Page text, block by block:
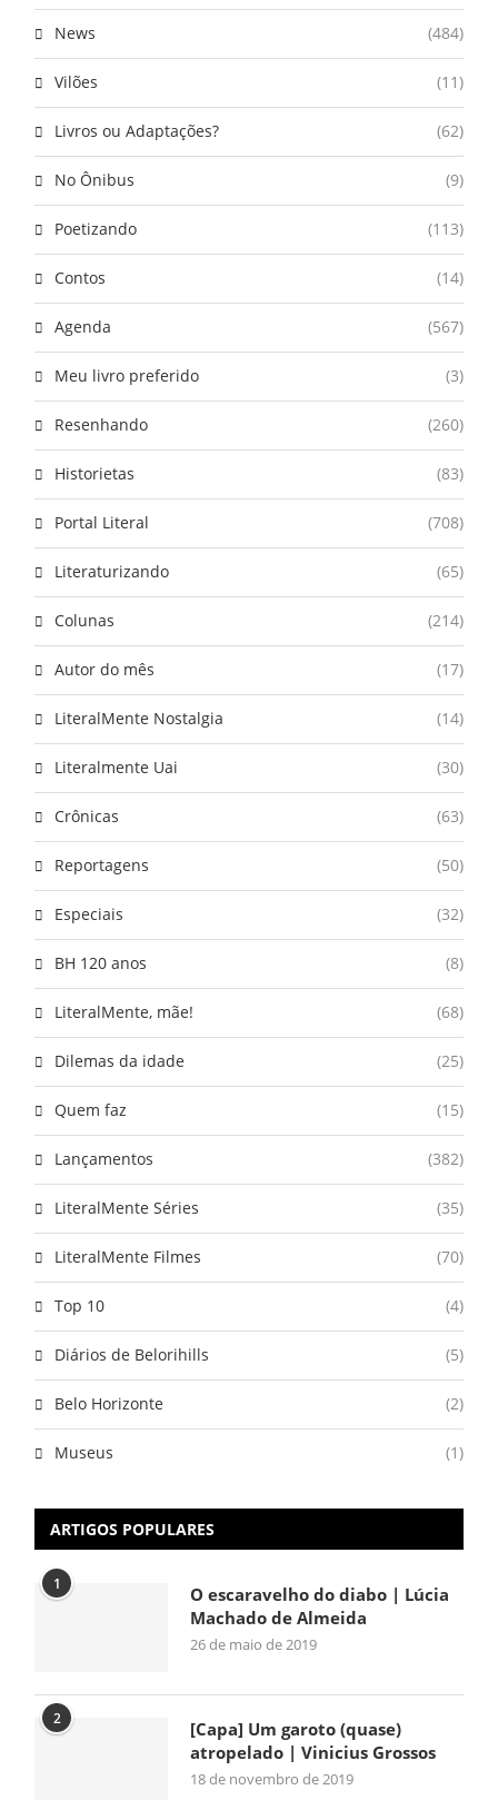
News (484)
Vilões (11)
Livros ou Adaptações? (62)
No Ônibus (9)
Poetizando (113)
Contos (14)
Agenda (567)
Meu livro preferido (3)
Resenhando (260)
Historietas (83)
Portal Literal (708)
Literaturizando (65)
Colunas (214)
Autor do mês (17)
LiteralMente Nostalgia (14)
Literalmente Uai (30)
Crônicas (63)
Reportagens (50)
Especiais (32)
BH 120 anos (8)
LiteralMente, mãe! (68)
Dilemas da idade (25)
Quem faz (15)
Lançamentos (382)
LiteralMente Séries (35)
LiteralMente Filmes (70)
Top 10 (4)
Diários de Belorihills (5)
Belo Horizonte (2)
Museus (1)
ARTIGOS POPULARES
1
O escaravelho do diabo | Lúcia
Machado de Almeida
26 de maio de 2019
2
[Capa] Um garoto (quase)
atropelado | Vinicius Grossos
18 de novembro de 2019